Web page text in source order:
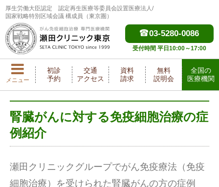
厚生労働大臣認定
認定再生医療等委員会設置医療法人/
国家戦略特別区域会議 構成員（東京圏）
03-5280-0086
受付時間 平日10:00～17:00
メニュー
初診
予約
交通
アクセス
資料
請求
無料
説明会
全国の
医療機関
腎臓がんに対する免疫細胞治療の症
例紹介
瀬田クリニックグループでがん免疫療法（免疫
細胞治療）を受けられた腎臓がんの方の症例